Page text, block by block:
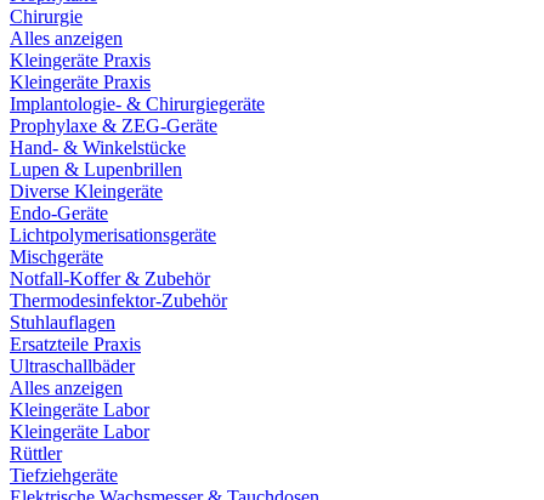
Chirurgie
Alles anzeigen
Kleingeräte Praxis
Kleingeräte Praxis
Implantologie- & Chirurgiegeräte
Prophylaxe & ZEG-Geräte
Hand- & Winkelstücke
Lupen & Lupenbrillen
Diverse Kleingeräte
Endo-Geräte
Lichtpolymerisationsgeräte
Mischgeräte
Notfall-Koffer & Zubehör
Thermodesinfektor-Zubehör
Stuhlauflagen
Ersatzteile Praxis
Ultraschallbäder
Alles anzeigen
Kleingeräte Labor
Kleingeräte Labor
Rüttler
Tiefziehgeräte